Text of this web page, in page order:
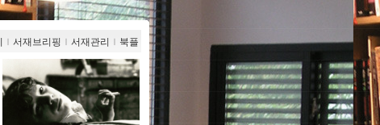
ｌ 서재브리핑 ｌ 서재관리 ｌ 북플